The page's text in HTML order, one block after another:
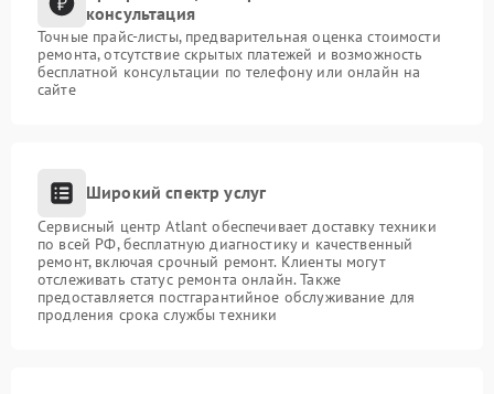
консультация
Точные прайс-листы, предварительная оценка стоимости
ремонта, отсутствие скрытых платежей и возможность
бесплатной консультации по телефону или онлайн на
сайте
Широкий спектр услуг
Сервисный центр Atlant обеспечивает доставку техники
по всей РФ, бесплатную диагностику и качественный
ремонт, включая срочный ремонт. Клиенты могут
отслеживать статус ремонта онлайн. Также
предоставляется постгарантийное обслуживание для
продления срока службы техники